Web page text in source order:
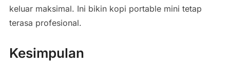
keluar maksimal. Ini bikin kopi portable mini tetap
terasa profesional.
Kesimpulan